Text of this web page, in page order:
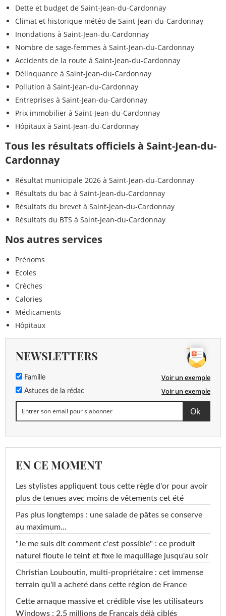
Dette et budget de Saint-Jean-du-Cardonnay
Climat et historique météo de Saint-Jean-du-Cardonnay
Inondations à Saint-Jean-du-Cardonnay
Nombre de sage-femmes à Saint-Jean-du-Cardonnay
Accidents de la route à Saint-Jean-du-Cardonnay
Délinquance à Saint-Jean-du-Cardonnay
Pollution à Saint-Jean-du-Cardonnay
Entreprises à Saint-Jean-du-Cardonnay
Prix immobilier à Saint-Jean-du-Cardonnay
Hôpitaux à Saint-Jean-du-Cardonnay
Tous les résultats officiels à Saint-Jean-du-
Cardonnay
Résultat municipale 2026 à Saint-Jean-du-Cardonnay
Résultats du bac à Saint-Jean-du-Cardonnay
Résultats du brevet à Saint-Jean-du-Cardonnay
Résultats du BTS à Saint-Jean-du-Cardonnay
Nos autres services
Prénoms
Ecoles
Crèches
Calories
Médicaments
Hôpitaux
NEWSLETTERS
Famille Voir un exemple
Astuces de la rédac Voir un exemple
EN CE MOMENT
Les stylistes appliquent tous cette règle d'or pour avoir
plus de tenues avec moins de vêtements cet été
Pas plus longtemps : une salade de pâtes se conserve
au maximum...
"Je me suis dit comment c'est possible" : ce produit
naturel floute le teint et fixe le maquillage jusqu'au soir
Christian Louboutin, multi-propriétaire : cet immense
terrain qu'il a acheté dans cette région de France
Cette arnaque massive et crédible vise les utilisateurs
Windows : 2,5 millions de Français déjà ciblés